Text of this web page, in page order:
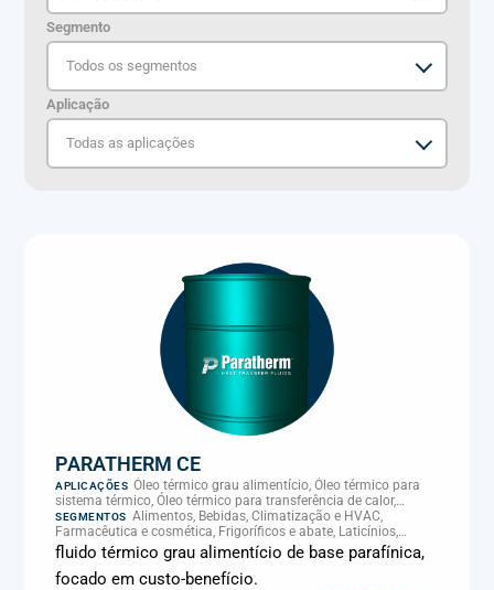
Segmento
Aplicação
PARATHERM CE
APLICAÇÕES Óleo térmico grau alimentício, Óleo térmico para
sistema térmico, Óleo térmico para transferência de calor,
Transferência térmica
SEGMENTOS Alimentos, Bebidas, Climatização e HVAC,
Farmacêutica e cosmética, Frigoríficos e abate, Laticínios,
Panificação, Plásticos e borracha, Química e petroquímica,
Supermercados e refrigeração comercial
fluido térmico grau alimentício de base parafínica,
focado em custo-benefício.